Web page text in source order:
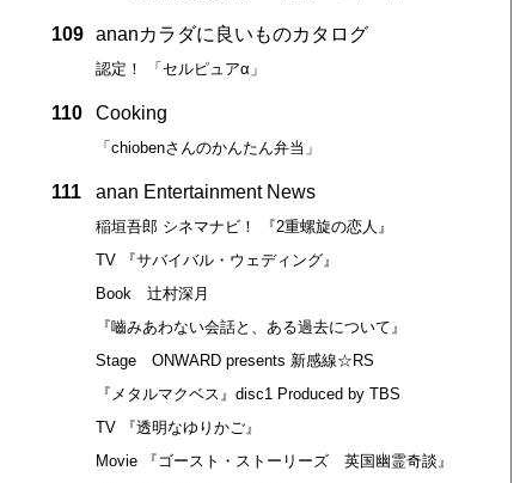
109 ananカラダに良いものカタログ
認定！ 「セルピュアα」
110 Cooking
「chiobenさんのかんたん弁当」
111 anan Entertainment News
稲垣吾郎 シネマナビ！ 『2重螺旋の恋人』
TV 『サバイバル・ウェディング』
Book 辻村深月
『嚙みあわない会話と、ある過去について』
Stage ONWARD presents 新感線☆RS
『メタルマクベス』disc1 Produced by TBS
TV 『透明なゆりかご』
Movie 『ゴースト・ストーリーズ 英国幽霊奇談』